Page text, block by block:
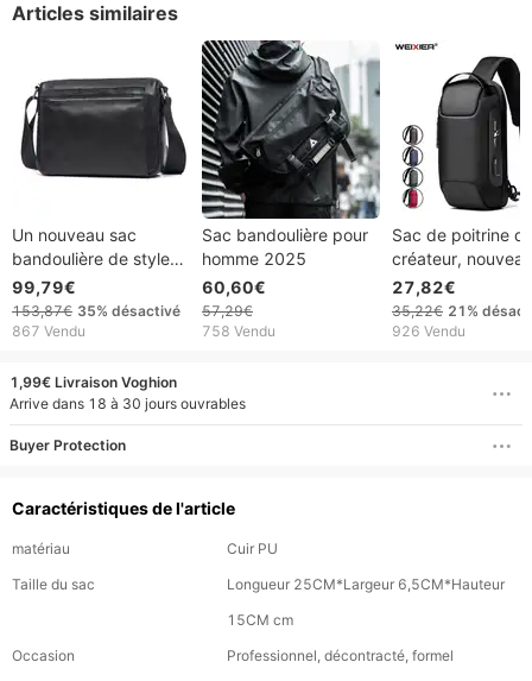
Articles similaires
Un nouveau sac
bandoulière de style
coréen pour hommes
et femmes, doté d'un
design multicouche en
convenant aux deux
sexes.
99,79€
153,87€ 35% désactivé
867 Vendu
Sac bandoulière pour
homme 2025
60,60€
57,29€
758 Vendu
Sac de poitrine
créateur,
à bandoulière
multifonction,
USB, antivol,
27,82€
35,22€ 21%
926 Vendu
1,99€ Livraison Voghion
Arrive dans 18 à 30 jours ouvrables
Buyer Protection
Caractéristiques de l'article
matériau
Cuir PU
Taille du sac
Longueur 25CM*Largeur 6,5CM*Hauteur
15CM cm
Occasion
Professionnel, décontracté, formel